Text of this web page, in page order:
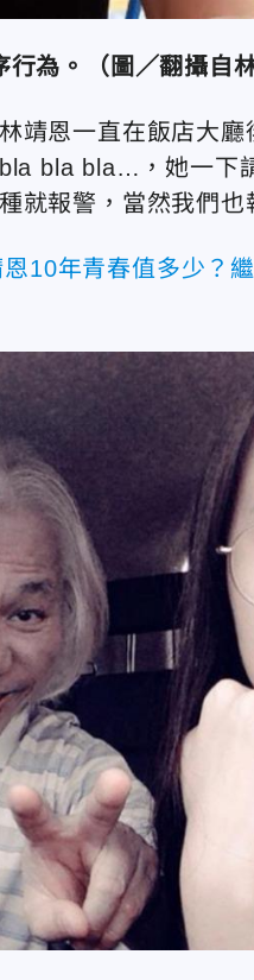
為。（圖／翻攝自林
靖恩一直在飯店大
bla bla…，她一下
就報警，當然我們也
恩10年青春值多少？